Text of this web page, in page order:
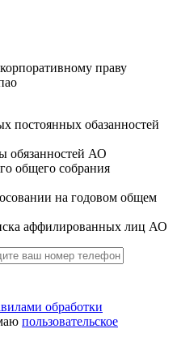
праву
постоянных обазанностей
обязанностей АО
общего собрания
на годовом общем
аффилированных лиц АО
обработки
пользовательское